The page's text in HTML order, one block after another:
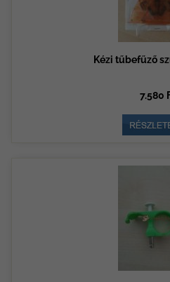
Kézi tűbefűző
7.580